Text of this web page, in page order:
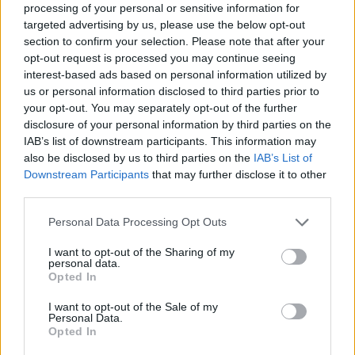
processing of your personal or sensitive information for
targeted advertising by us, please use the below opt-out
section to confirm your selection. Please note that after your
opt-out request is processed you may continue seeing
interest-based ads based on personal information utilized by
us or personal information disclosed to third parties prior to
your opt-out. You may separately opt-out of the further
disclosure of your personal information by third parties on the
IAB’s list of downstream participants. This information may
also be disclosed by us to third parties on the IAB’s List of
Downstream Participants that may further disclose it to other
Personal Data Processing Opt Outs
I want to opt-out of the Sharing of my
personal data.
Opted In
I want to opt-out of the Sale of my
Personal Data.
Opted In
Αεροπορίας.
Ευτυχώς δεν χρειάστηκε αφού λίγη ώρα αργότερα
σήμανε «λήξη συναγερμού» δεδομένου ότι το
δείγμα δεν αντιστοιχούσε στον ασθενή που είχε
ήδη τεθεί σε καραντίνα.
«Συγγνώμη λάθος» είπε το ΠΑΣΤΕΡ
μετά την αναστάτωση
εν τω μεταξύ και η είδηση έγινε γνωστή για το νέο
κρούσμα στη Ρόδο μέσα σε ελάχιστη ώρα σε
ολόκληρο το νησί.
Λίγο μετά τις 22.30 της Τρίτης, ένα νέο e-mail
έφθασε στο νοσοκομείο από το ΠΑΣΤΕΡ, το οποίο